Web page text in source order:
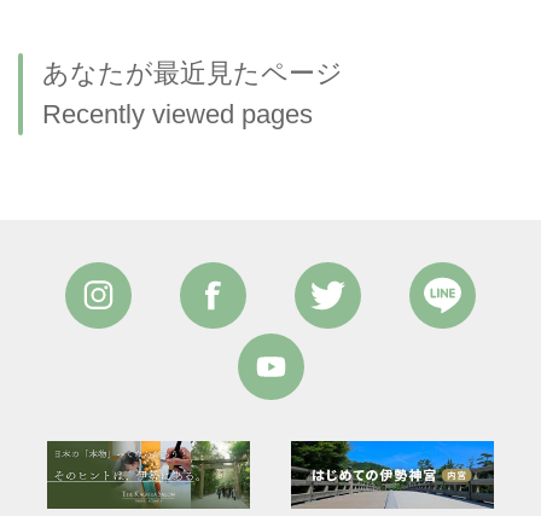
あなたが最近見たページ
Recently viewed pages